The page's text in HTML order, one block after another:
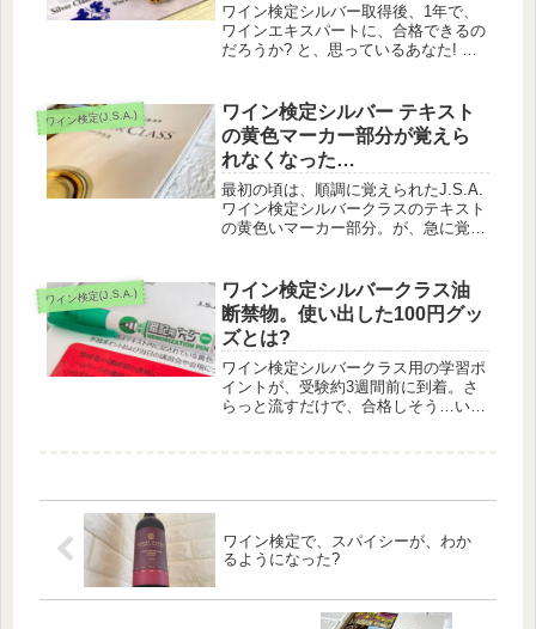
ワイン検定シルバー取得後、1年で、
ワインエキスパートに、合格できるの
だろうか? と、思っているあなた! 正
ワイン検定(J.S.A.)
ワイン検定シルバー テキスト
の黄色マーカー部分が覚えら
れなくなった…
最初の頃は、順調に覚えられたJ.S.A.
ワイン検定シルバークラスのテキスト
の黄色いマーカー部分。が、急に覚え
ワイン検定(J.S.A.)
ワイン検定シルバークラス油
断禁物。使い出した100円グッ
ズとは?
ワイン検定シルバークラス用の学習ポ
イントが、受験約3週間前に到着。さ
らっと流すだけで、合格しそう…いや
ワイン検定で、スパイシーが、わか
るようになった?